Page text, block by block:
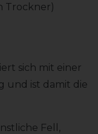
Trockner)
sich mit einer
und ist damit die
Fell,